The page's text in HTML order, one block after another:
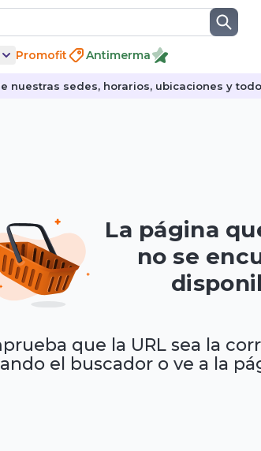
Promofit Antimerma
nuestras sedes, horarios, ubicaciones y
La página
no se
que la URL sea la
el buscador o ve a la